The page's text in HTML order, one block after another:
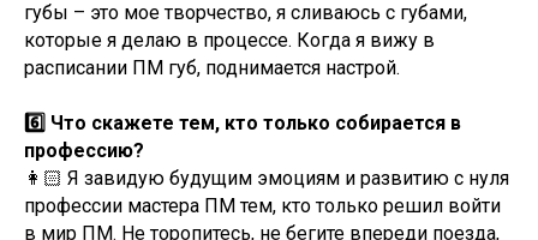
губы – это мое творчество, я сливаюсь с губами,
которые я делаю в процессе. Когда я вижу в
расписании ПМ губ, поднимается настрой.
6️⃣ Что скажете тем, кто только собирается в
профессию?
👩🏻 Я завидую будущим эмоциям и развитию с нуля
профессии мастера ПМ тем, кто только решил войти
в мир ПМ. Не торопитесь, не бегите впереди поезда,